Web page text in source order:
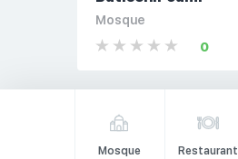
Mosque
0
Mosque Restaurant